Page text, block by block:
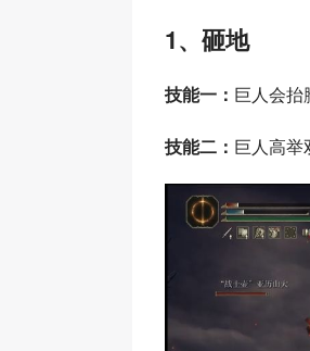
1、砸地
技能一： 巨人会抬
技能二： 巨人高举